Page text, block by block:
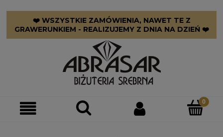
❤️ WSZYSTKIE ZAMÓWIENIA, NAWET TE Z
GRAWERUNKIEM - REALIZUJEMY Z DNIA NA DZIEŃ ❤️